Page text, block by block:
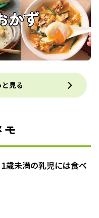
かず
見る
モ
歳未満の乳児には食べ